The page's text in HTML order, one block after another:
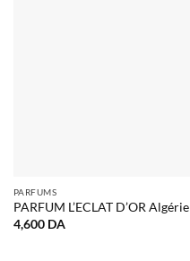
PARFUMS
PARFUM L’ECLAT D’OR Algérie
4,600 DA